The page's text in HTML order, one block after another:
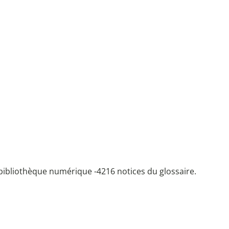
numérique -4216 notices du glossaire.